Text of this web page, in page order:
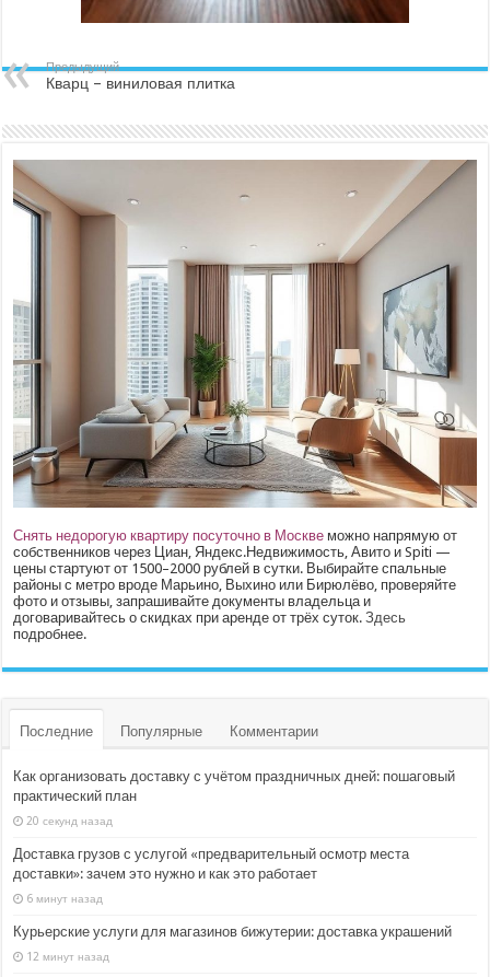
Предыдущий
Кварц – виниловая плитка
Снять недорогую квартиру посуточно в Москве можно напрямую от
собственников через Циан, Яндекс.Недвижимость, Авито и Spiti —
цены стартуют от 1500–2000 рублей в сутки. Выбирайте спальные
районы с метро вроде Марьино, Выхино или Бирюлёво, проверяйте
фото и отзывы, запрашивайте документы владельца и
договаривайтесь о скидках при аренде от трёх суток.Здесь
подробнее.
Последние Популярные Комментарии
Как организовать доставку с учётом праздничных дней: пошаговый
практический план
20 секунд назад
Доставка грузов с услугой «предварительный осмотр места
доставки»: зачем это нужно и как это работает
6 минут назад
Курьерские услуги для магазинов бижутерии: доставка украшений
12 минут назад